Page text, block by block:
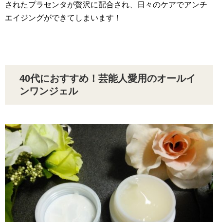
されたプラセンタが贅沢に配合され、日々のケアでアンチ
エイジングができてしまいます！
40代におすすめ！芸能人愛用のオールイ
ンワンジェル